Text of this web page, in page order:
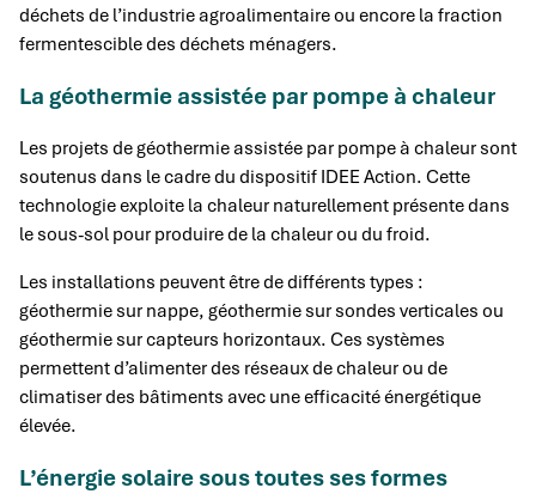
déchets de l’industrie agroalimentaire ou encore la fraction
fermentescible des déchets ménagers.
La géothermie assistée par pompe à chaleur
Les projets de géothermie assistée par pompe à chaleur sont
soutenus dans le cadre du dispositif IDEE Action. Cette
technologie exploite la chaleur naturellement présente dans
le sous-sol pour produire de la chaleur ou du froid.
Les installations peuvent être de différents types :
géothermie sur nappe, géothermie sur sondes verticales ou
géothermie sur capteurs horizontaux. Ces systèmes
permettent d’alimenter des réseaux de chaleur ou de
climatiser des bâtiments avec une efficacité énergétique
élevée.
L’énergie solaire sous toutes ses formes